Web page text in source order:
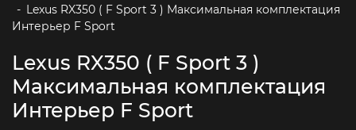
- Lexus RX350 ( F Sport 3 ) Максимальная комплектация
Интерьер F Sport
Lexus RX350 ( F Sport 3 )
Максимальная комплектация
Интерьер F Sport